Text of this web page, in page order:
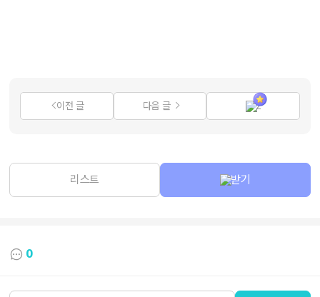
이전 글 다음 글 2
리스트 받기
0